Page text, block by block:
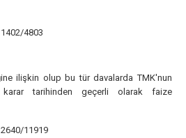
1402/4803
ilişkin olup bu tür davalarda TMK'nun
karar tarihinden geçerli olarak faize
2640/11919